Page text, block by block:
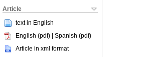
Article
text in English
English (pdf) | Spanish (pdf)
Article in xml format